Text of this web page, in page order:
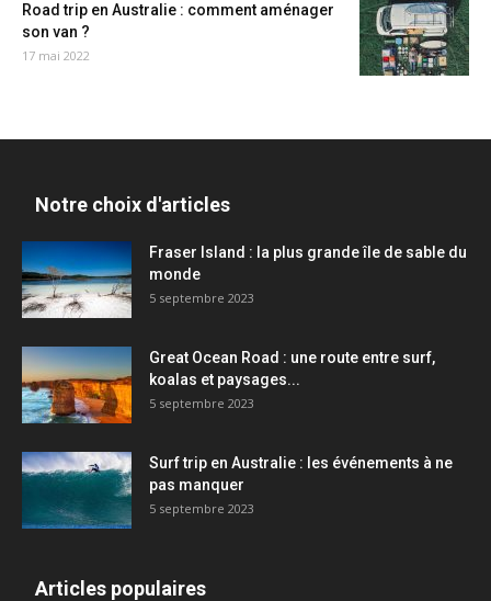
Road trip en Australie : comment aménager
son van ?
17 mai 2022
Notre choix d'articles
Fraser Island : la plus grande île de sable du
monde
5 septembre 2023
Great Ocean Road : une route entre surf,
koalas et paysages...
5 septembre 2023
Surf trip en Australie : les événements à ne
pas manquer
5 septembre 2023
Articles populaires